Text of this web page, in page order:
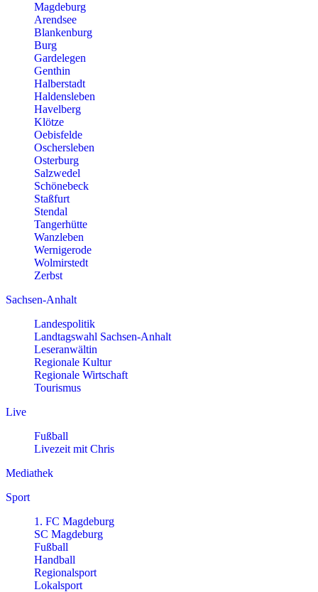
Magdeburg
Arendsee
Blankenburg
Burg
Gardelegen
Genthin
Halberstadt
Haldensleben
Havelberg
Klötze
Oebisfelde
Oschersleben
Osterburg
Salzwedel
Schönebeck
Staßfurt
Stendal
Tangerhütte
Wanzleben
Wernigerode
Wolmirstedt
Zerbst
Sachsen-Anhalt
Landespolitik
Landtagswahl Sachsen-Anhalt
Leseranwältin
Regionale Kultur
Regionale Wirtschaft
Tourismus
Live
Fußball
Livezeit mit Chris
Mediathek
Sport
1. FC Magdeburg
SC Magdeburg
Fußball
Handball
Regionalsport
Lokalsport